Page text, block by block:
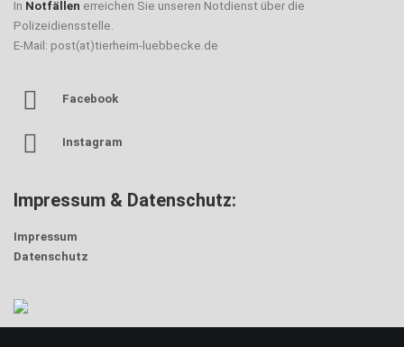
In Notfällen erreichen Sie unseren Notdienst über die
Polizeidiensstelle.
E-Mail: post(at)tierheim-luebbecke.de
Facebook
Instagram
Impressum & Datenschutz:
Impressum
Datenschutz